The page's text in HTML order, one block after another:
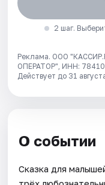
2 шаг.
Реклама. ООО
ОПЕРАТОР", ИНН:
Действует до 31
О событии
Сказка для